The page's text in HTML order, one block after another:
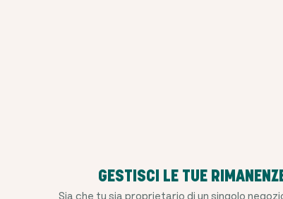
GESTISCI LE TUE
Sia che tu sia proprietario di un singolo